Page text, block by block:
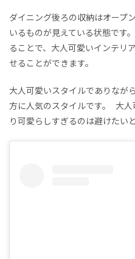
ダイニング後ろの収納はオープ
いるものが見えている状態です
ることで、大人可愛いインテリ
せることができます。
大人可愛いスタイルでありなが
方に人気のスタイルです。 大
り可愛らしすぎるのは避けたい